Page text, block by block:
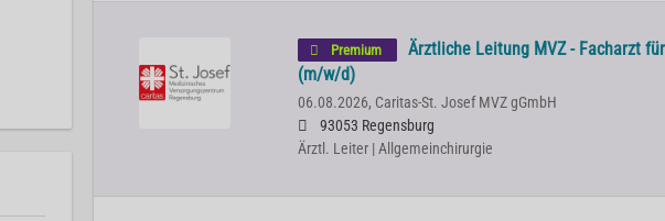
Premium
Ärztliche Leitung MVZ - Facharzt
(m/w/d)
06.08.2026, Caritas-St. Josef MVZ gGmbH
93053 Regensburg
Ärztl. Leiter | Allgemeinchirurgie